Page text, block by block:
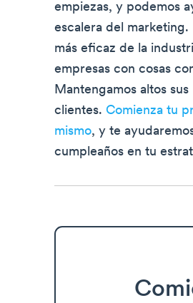
empiezas, y podemos
escalera del
más eficaz de la
empresas con cosas
Mantengamos altos
clientes. Comienza tu
mismo, y te
cumpleaños en tu